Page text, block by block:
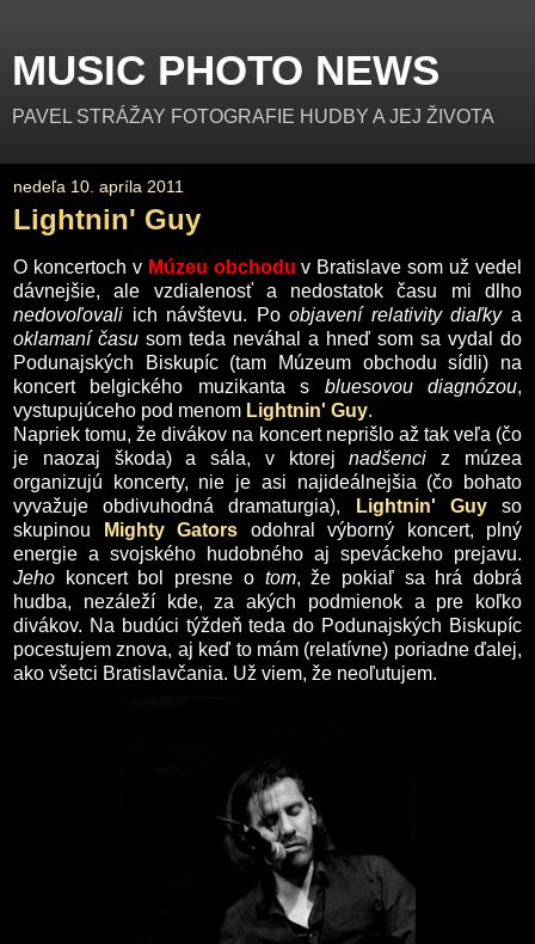
MUSIC PHOTO NEWS
PAVEL STRÁŽAY FOTOGRAFIE HUDBY A JEJ ŽIVOTA
nedeľa 10. apríla 2011
Lightnin' Guy
O koncertoch v Múzeu obchodu v Bratislave som už vedel
dávnejšie, ale vzdialenosť a nedostatok času mi dlho
nedovoľovali ich návštevu. Poobjavení relativity diaľkya
oklamaní času som teda neváhal a hneď som sa vydal do
Podunajských Biskupíc (tam Múzeum obchodu sídli) na
koncert belgického muzikanta s bluesovou diagnózou,
vystupujúceho pod menom Lightnin' Guy.
Napriek tomu, že divákov na koncert neprišlo až tak veľa (čo
je naozaj škoda) a sála, v ktorejnadšenciz múzea
organizujú koncerty, nie je asi najideálnejšia (čo bohato
vyvažuje obdivuhodná dramaturgia),
Lightnin' Guyso
skupinou
Mighty Gators odohral výborný koncert, plný
energie a svojského hudobného aj speváckeho prejavu.
Jeho
koncert bol presne o tom, že pokiaľ sa hrá dobrá
hudba, nezáleží kde, za akých podmienok a pre koľko
divákov. Na budúci týždeň teda do Podunajských Biskupíc
pocestujem znova, aj keď to mám (relatívne) poriadne ďalej,
ako všetci Bratislavčania. Už viem, že neoľutujem.